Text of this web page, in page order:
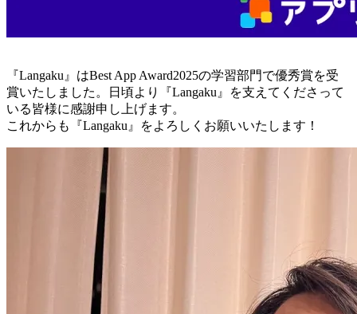
『Langaku』はBest App Award2025の学習部門で優秀賞を受
賞いたしました。日頃より『Langaku』を支えてくださって
いる皆様に感謝申し上げます。
これからも『Langaku』をよろしくお願いいたします！